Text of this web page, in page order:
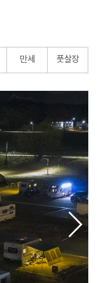
만세 풋살장